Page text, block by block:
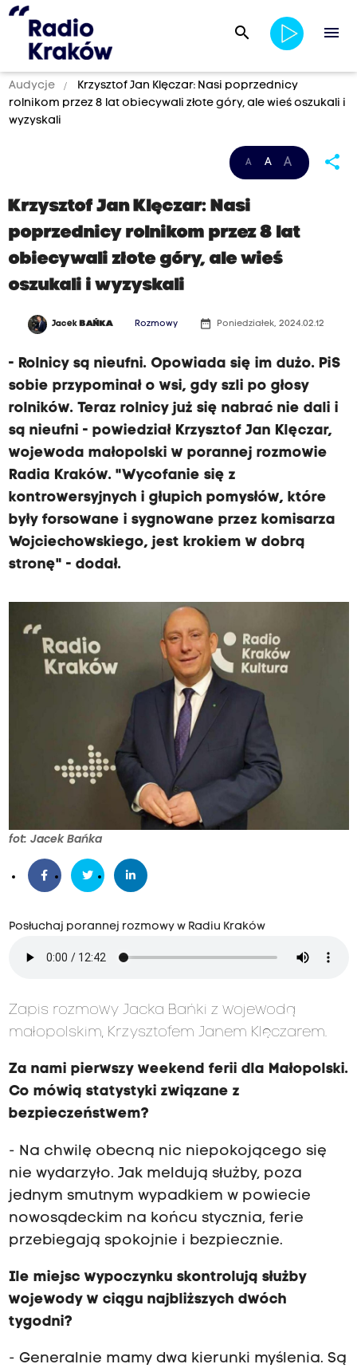
search menu
Audycje
Krzysztof Jan Klęczar: Nasi poprzednicy
rolnikom przez 8 lat obiecywali złote góry, ale wieś oszukali i
wyzyskali
A A A share
Krzysztof Jan Klęczar: Nasi
poprzednicy rolnikom przez 8 lat
obiecywali złote góry, ale wieś
oszukali i wyzyskali
Jacek BAŃKA Rozmowy date_range Poniedziałek, 2024.02.12
- Rolnicy są nieufni. Opowiada się im dużo. PiS
sobie przypominał o wsi, gdy szli po głosy
rolników. Teraz rolnicy już się nabrać nie dali i
są nieufni - powiedział Krzysztof Jan Klęczar,
wojewoda małopolski w porannej rozmowie
Radia Kraków. "Wycofanie się z
kontrowersyjnych i głupich pomysłów, które
były forsowane i sygnowane przez komisarza
Wojciechowskiego, jest krokiem w dobrą
stronę" - dodał.
fot: Jacek Bańka
Posłuchaj porannej rozmowy w Radiu Kraków
Zapis rozmowy Jacka Bańki z wojewodą
małopolskim, Krzysztofem Janem Klęczarem.
Za nami pierwszy weekend ferii dla Małopolski.
Co mówią statystyki związane z
bezpieczeństwem?
- Na chwilę obecną nic niepokojącego się
nie wydarzyło. Jak meldują służby, poza
jednym smutnym wypadkiem w powiecie
nowosądeckim na końcu stycznia, ferie
przebiegają spokojnie i bezpiecznie.
Ile miejsc wypoczynku skontrolują służby
wojewody w ciągu najbliższych dwóch
tygodni?
- Generalnie mamy dwa kierunki myślenia. Są